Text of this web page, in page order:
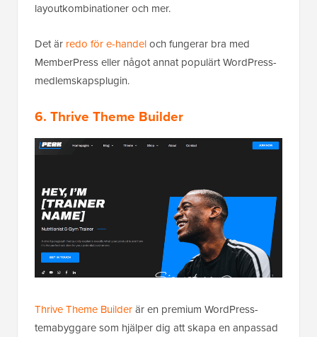
layoutkombinationer och mer.
Det är redo för e-handeloch fungerar bra med
MemberPress eller något annat populärt WordPress-
medlemskapsplugin.
6. Thrive Theme Builder
Thrive Theme Builderär en premium WordPress-
temabyggare som hjälper dig att skapa en anpassad